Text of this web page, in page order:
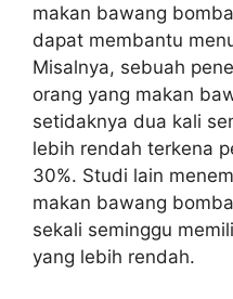
makan bawang
dapat membantu
Misalnya, sebuah
orang yang makan
setidaknya dua kali
lebih rendah terkena
30%. Studi lain
makan bawang
sekali seminggu
yang lebih rendah.